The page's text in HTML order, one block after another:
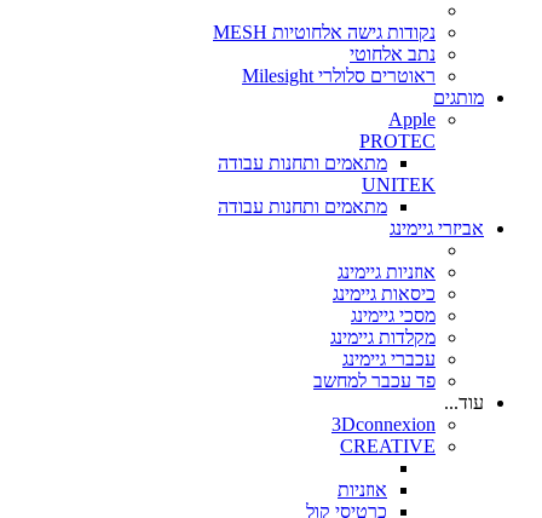
נקודות גישה אלחוטיות MESH
נתב אלחוטי
ראוטרים סלולרי Milesight
מותגים
Apple
PROTEC
מתאמים ותחנות עבודה
UNITEK
מתאמים ותחנות עבודה
אביזרי גיימינג
אוזניות גיימינג
כיסאות גיימינג
מסכי גיימינג
מקלדות גיימינג
עכברי גיימינג
פד עכבר למחשב
עוד...
3Dconnexion
CREATIVE
אוזניות
כרטיסי קול